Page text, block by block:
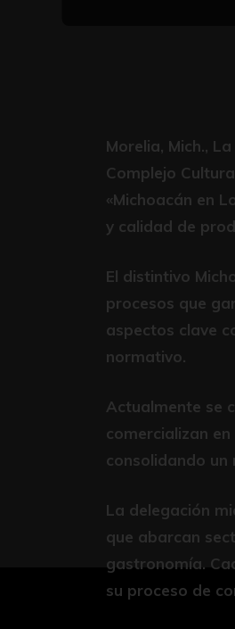
Morelia, Mich.,
Complejo
«Michoacán en
y calidad de
El distintivo
procesos que
aspectos clave
normativo.
Actualmente se
comercializan
consolidando
La delegación
que abarcan
gastronomía.
su proceso de